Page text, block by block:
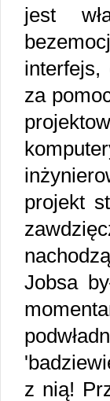
jest
interfejs,
za
projekt
Jobsa
z nią!